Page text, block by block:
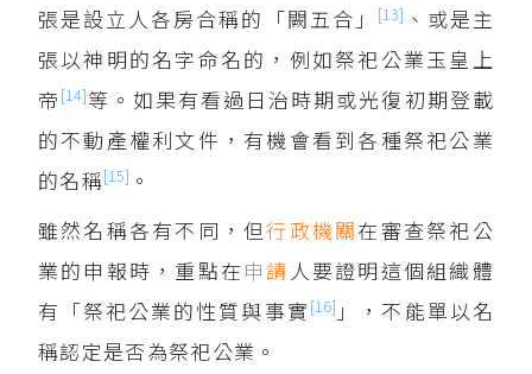
張是設立人各房合稱的「闕五合」
[13] 、或是主
張以神明的名字命名的，例如祭祀公業玉皇上
帝 [14]等。如果有看過日治時期或光復初期登載
的不動產權利文件，有機會看到各種祭祀公業
的名稱[15] 。
雖然名稱各有不同，但行政機關在審查祭祀公
業的申報時，重點在 申請 人要證明這個組織體
有「祭祀公業的性質與事實 [16] 」，不能單以名
稱認定是否為祭祀公業。